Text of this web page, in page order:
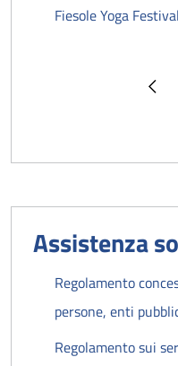
Fiesole Yoga Festival
Assistenza
Regolamento
persone, enti
Regolamento sui